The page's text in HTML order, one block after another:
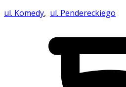
ul. Komedy, ul. Pendereckiego